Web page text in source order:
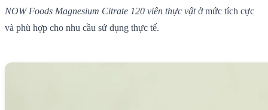
NOW Foods Magnesium Citrate 120 viên thực vậtở mức tích cực
và phù hợp cho nhu cầu sử dụng thực tế.